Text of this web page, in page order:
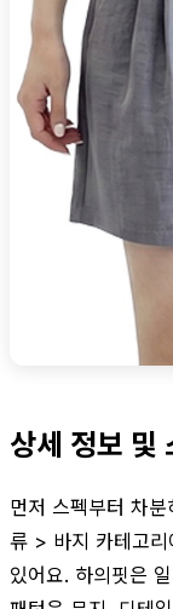
상세 정보 및
먼저 스펙부터 차
류 > 바지 카테고리
있어요. 하의핏은